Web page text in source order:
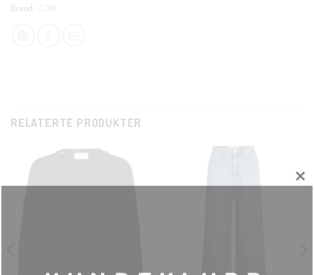
Brand:
JJXX
RELATERTE PRODUKTER